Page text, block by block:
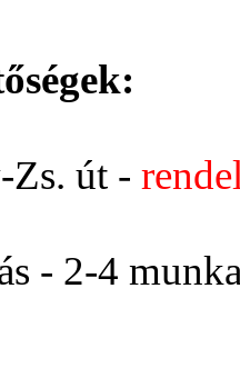
Zs. út -
- 2-4